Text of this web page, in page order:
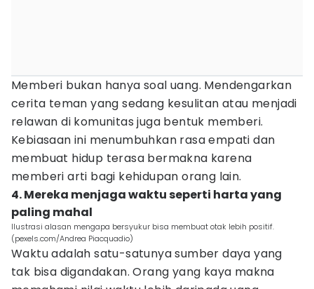
Memberi bukan hanya soal uang. Mendengarkan
cerita teman yang sedang kesulitan atau menjadi
relawan di komunitas juga bentuk memberi.
Kebiasaan ini menumbuhkan rasa empati dan
membuat hidup terasa bermakna karena
memberi arti bagi kehidupan orang lain.
4. Mereka menjaga waktu seperti harta yang
paling mahal
Ilustrasi alasan mengapa bersyukur bisa membuat otak lebih positif.
(pexels.com/Andrea Piacquadio)
Waktu adalah satu-satunya sumber daya yang
tak bisa digandakan. Orang yang kaya makna